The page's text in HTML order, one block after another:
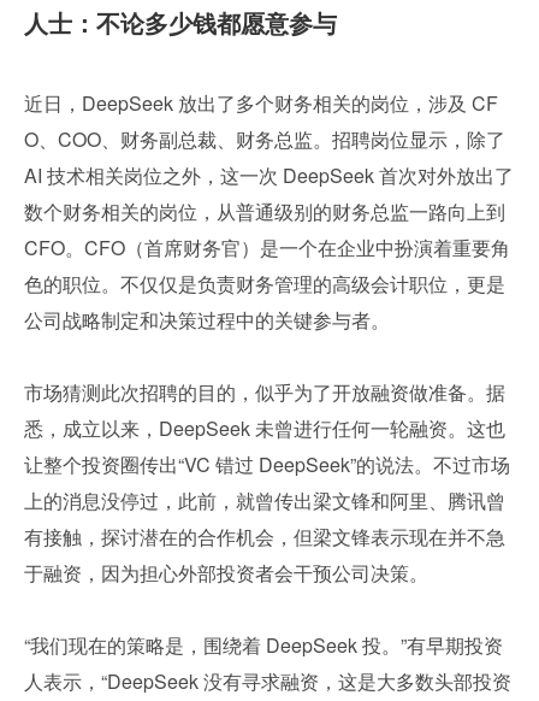
人士：不论多少钱都愿意参与
近日，DeepSeek 放出了多个财务相关的岗位，涉及 CF
O、COO、财务副总裁、财务总监。招聘岗位显示，除了
AI 技术相关岗位之外，这一次 DeepSeek 首次对外放出了
数个财务相关的岗位，从普通级别的财务总监一路向上到
CFO。CFO（首席财务官）是一个在企业中扮演着重要角
色的职位。不仅仅是负责财务管理的高级会计职位，更是
公司战略制定和决策过程中的关键参与者。
市场猜测此次招聘的目的，似乎为了开放融资做准备。据
悉，成立以来，DeepSeek 未曾进行任何一轮融资。这也
让整个投资圈传出“VC 错过 DeepSeek”的说法。不过市场
上的消息没停过，此前，就曾传出梁文锋和阿里、腾讯曾
有接触，探讨潜在的合作机会，但梁文锋表示现在并不急
于融资，因为担心外部投资者会干预公司决策。
“我们现在的策略是，围绕着 DeepSeek 投。”有早期投资
人表示，“DeepSeek 没有寻求融资，这是大多数头部投资